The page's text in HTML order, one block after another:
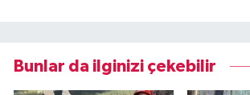
Bunlar da ilginizi çekebilir